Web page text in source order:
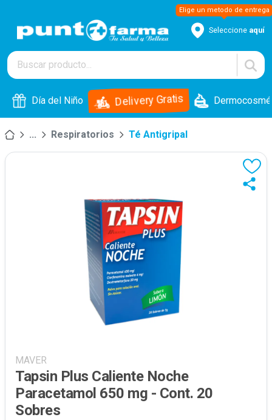
Seleccione aquí
Día del Niño Delivery Gratis
... Respiratorios Té Antigripal
MAVER
Tapsin Plus Caliente Noche
Paracetamol 650 mg - Cont. 20
Sobres